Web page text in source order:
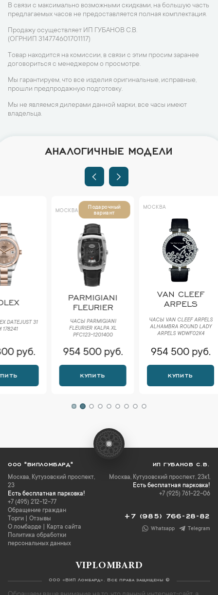
В связи с максимально возможными скидками, на большую часть
предлагаемых часов не предоставляется полная комплектация.
Продажу осуществляет ИП ГУБАНОВ С.В.
(ОГРНИП 314774601701117)
Товар находится на комиссии, в связи с этим просим заранее
договориться с менеджером о просмотре.
Мы гарантируем, что все изделия оригинальные, исправные,
прошли предпродажную подготовку.
Мы не являемся дилерами данной марки, все часы имеют
владельца.
АНАЛОГИЧНЫЕ МОДЕЛИ
Подарочный
вариант
PARMIGIANI
ЧАСЫ PARMIGIANI
FLEURIER KALPA XL
954 500 руб.
МОСКВА
VAN CLEEF
ЧАСЫ VAN CLEEF ARPELS
ALHAMBRA ROUND LADY
ARPELS WDWF02K4
954 500 руб.
ЧАСЫ
954
ООО "ВИПЛОМБАРД"
Москва, Кутузовский проспект,
23
Есть бесплатная парковка!
+7 (495) 212-12-77
Обращение граждан
Торги
Отзывы
О ломбарде
Карта сайта
Политика обработки
персональных данных
ИП ГУБАНОВ С.В.
Москва, Кутузовский проспект, 23к1,
Есть бесплатная парковка!
+7 (925) 761-22-06
+7 (985) 766-28-82
Whatsapp Telegram
VIPLOMBARD
ООО «ВИП Ломбард». Все права защищены ©